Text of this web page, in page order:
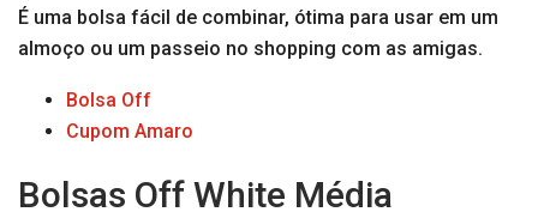
É uma bolsa fácil de combinar, ótima para usar em um
almoço ou um passeio no shopping com as amigas.
Bolsa Off
Cupom Amaro
Bolsas Off White Média